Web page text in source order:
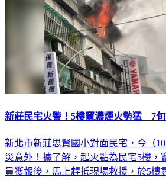
新莊民宅火警！5樓竄濃煙火勢猛 7
新北市新莊思賢國小對面民宅，今（
災意外！據了解，起火點為民宅5樓，
員獲報後，馬上趕抵現場救援，於5樓